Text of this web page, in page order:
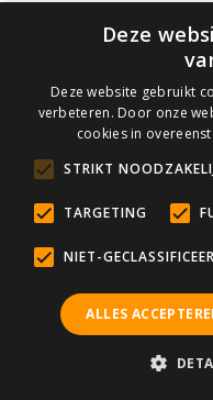
tissuepapier.
Als er nog teveel
ná het drogen,
terpentine.
met een extra effect,
blog even door te
impregneren?”
3: Onderhoud
Deze
Deze website gebruikt
verbeteren. Door onze
cookies in
STRIKT
TARGETING
NIET-
ALLES